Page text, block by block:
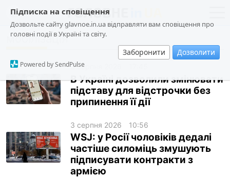
Підписка на сповіщення
Дозвольте сайту glavnoe.in.ua відправляти вам сповіщення про
головні події в Україні та світу.
Заборонити Дозволити
Powered by SendPulse
новини
про проєкт
суспільство
події
техно
спорт
лонгріди
мобілізація
3 серпня 2026
В Україні дозволили змінювати
підставу для відстрочки без
припинення її дії
3 серпня 2026 10:56
WSJ: у Росії чоловіків дедалі
частіше силоміць змушують
підписувати контракти з
армією